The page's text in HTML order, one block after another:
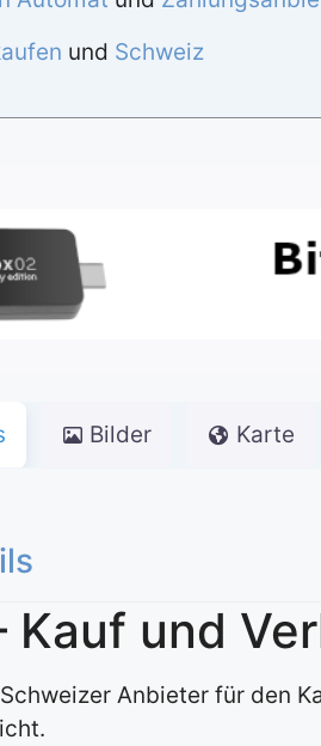
und Schweiz
Bilder Karte
Kauf und
Anbieter für den